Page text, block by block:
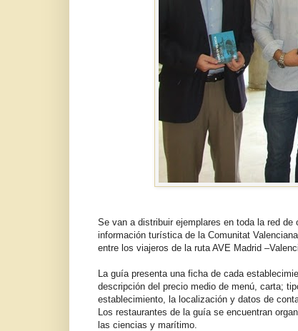
Se van a distribuir ejemplares en toda la red
información turística de la Comunitat
entre los viajeros de la ruta AVE Madrid
La guía presenta una ficha de cada
descripción del precio medio de menú, carta;
establecimiento, la localización y datos de
Los restaurantes de la guía se encuentran
las ciencias y marítimo.